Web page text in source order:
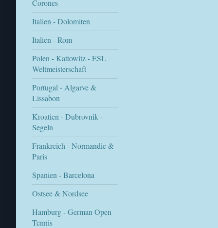
Corones
Italien - Dolomiten
Italien - Rom
Polen - Kattowitz - ESL
Weltmeisterschaft
Portugal - Algarve &
Lissabon
Kroatien - Dubrovnik -
Segeln
Frankreich - Normandie &
Paris
Spanien - Barcelona
Ostsee & Nordsee
Hamburg - German Open
Tennis